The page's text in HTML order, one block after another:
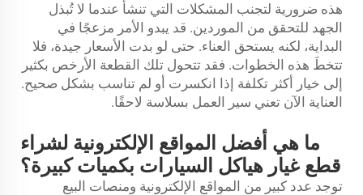
هذه ضرورية لتجنب المشكلات التي تنشأ عندما لا تُبذل
الجهد للتحقق من الموردين. قد يبدو الأمر مزعجًا في
البداية، لكنه يستحق العناء. حتى لو بدت الأسعار جيدة، فلا
تتخطَ هذه الخطوات. فقد تتحول تلك القطعة الأرخص بكثير
إلى خيار أكثر تكلفة إذا انكسرت أو لم تناسب بشكل صحيح.
العناية الآن تعني سير العمل بسلاسة لاحقًا.
ما هي أفضل المواقع الإلكترونية لشراء
قطع غيار هياكل السيارات بكميات كبيرة؟
توجد عدد كبير من المواقع الإلكترونية ومنصات البيع